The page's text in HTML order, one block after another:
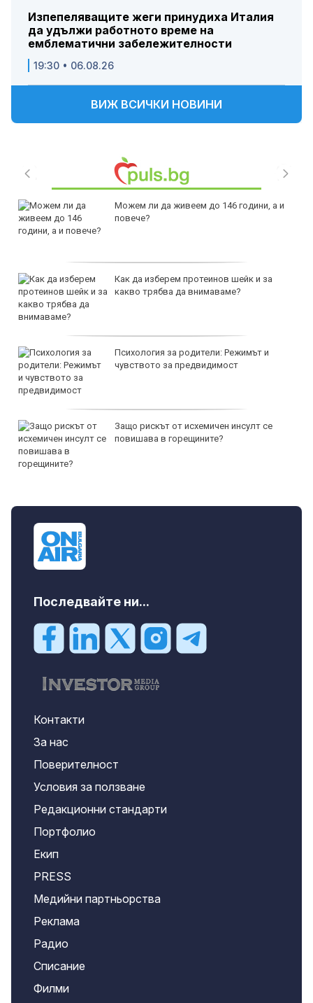
Изпепеляващите жеги принудиха Италия
да удължи работното време на
емблематични забележителности
19:30 • 06.08.26
ВИЖ ВСИЧКИ НОВИНИ
Можем ли да живеем до 146 години, а и
повече?
Как да изберем протеинов шейк и за
какво трябва да внимаваме?
Психология за родители: Режимът и
чувството за предвидимост
Защо рискът от исхемичен инсулт се
повишава в горещините?
Последвайте ни...
Контакти
За нас
Поверителност
Условия за ползване
Редакционни стандарти
Портфолио
Екип
PRESS
Медийни партньорства
Реклама
Радио
Списание
Филми